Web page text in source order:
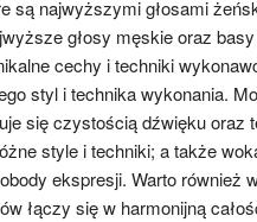
są najwyższymi głosami
głosy męskie oraz
cechy i techniki
styl i technika wykonania.
się czystością dźwięku oraz
style i techniki; a także
ekspresji. Warto również
łączy się w harmonijną